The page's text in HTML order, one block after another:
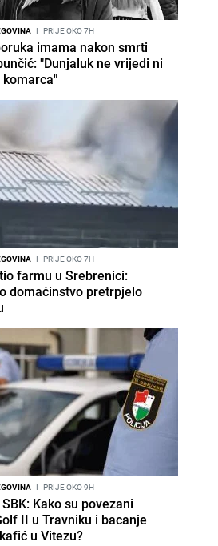
I PRIJE OKO 7H
imama nakon smrti
"Dunjaluk ne vrijedi ni
I PRIJE OKO 7H
farmu u Srebrenici:
domaćinstvo pretrpjelo
I PRIJE OKO 9H
Kako su povezani
II u Travniku i bacanje
u Vitezu?